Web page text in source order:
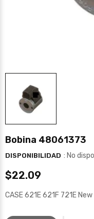
Bobina 48061373
DISPONIBILIDAD : No
$22.09
CASE 621E 621F 721E